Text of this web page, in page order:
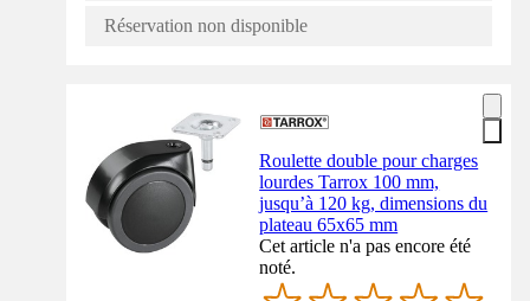
Réservation non disponible
Roulette double pour charges
lourdes Tarrox 100 mm,
jusqu’à 120 kg, dimensions du
plateau 65x65 mm
Cet article n'a pas encore été
noté.